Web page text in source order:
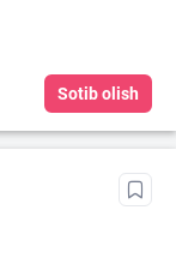
Sotib olish